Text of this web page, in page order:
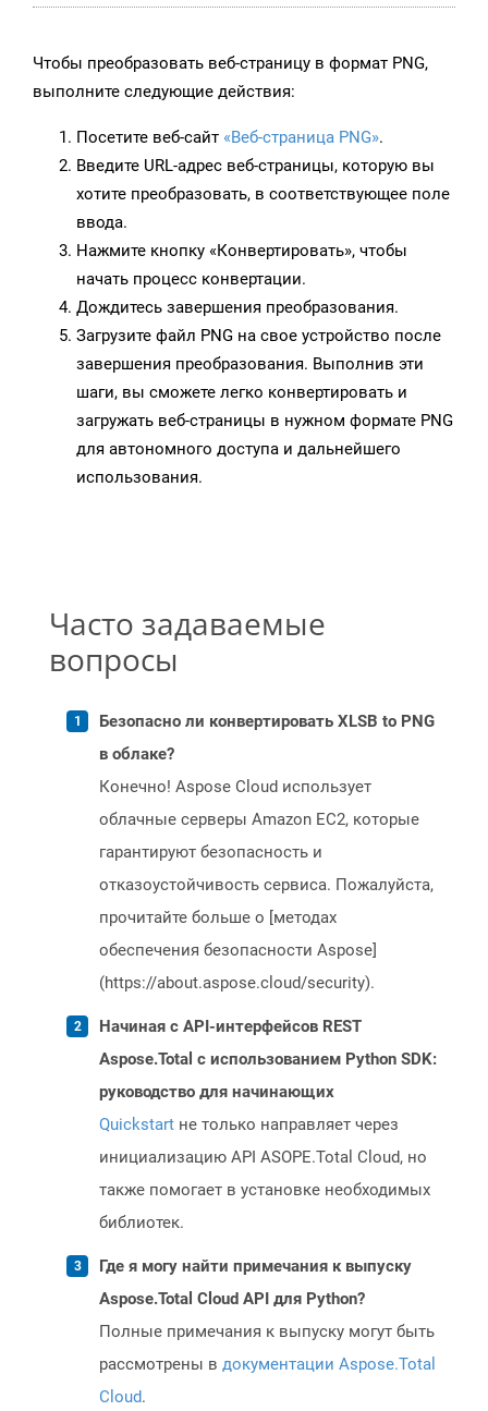
Чтобы преобразовать веб-страницу в формат PNG,
выполните следующие действия:
Посетите веб-сайт «Веб-страница PNG».
Введите URL-адрес веб-страницы, которую вы
хотите преобразовать, в соответствующее поле
ввода.
Нажмите кнопку «Конвертировать», чтобы
начать процесс конвертации.
Дождитесь завершения преобразования.
Загрузите файл PNG на свое устройство после
завершения преобразования. Выполнив эти
шаги, вы сможете легко конвертировать и
загружать веб-страницы в нужном формате PNG
для автономного доступа и дальнейшего
использования.
Часто задаваемые
вопросы
Безопасно ли конвертировать XLSB to PNG
в облаке?
Конечно! Aspose Cloud использует
облачные серверы Amazon EC2, которые
гарантируют безопасность и
отказоустойчивость сервиса. Пожалуйста,
прочитайте больше о [методах
обеспечения безопасности Aspose]
(https://about.aspose.cloud/security).
Начиная с API-интерфейсов REST
Aspose.Total с использованием Python SDK:
руководство для начинающих
Quickstart не только направляет через
инициализацию API ASOPE.Total Cloud, но
также помогает в установке необходимых
библиотек.
Где я могу найти примечания к выпуску
Aspose.Total Cloud API для Python?
Полные примечания к выпуску могут быть
рассмотрены в документации Aspose.Total
Cloud.